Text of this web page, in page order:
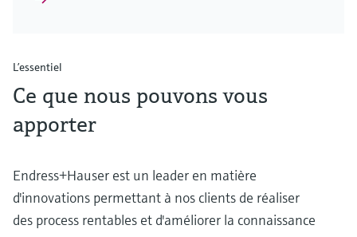
L’essentiel
Ce que nous pouvons vous
apporter
Endress+Hauser est un leader en matière
d'innovations permettant à nos clients de réaliser
des process rentables et d'améliorer la connaissance